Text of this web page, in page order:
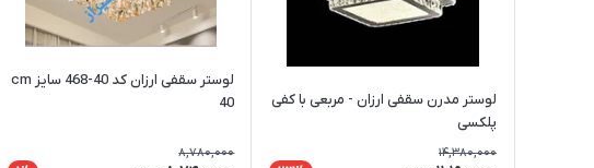
لوستر مدرن سقفی ارزان - مربعی با کفی
پلکسی
14,380,000
لوستر سقفی ارزان کد 40-468 سایز cm
40
8,780,000